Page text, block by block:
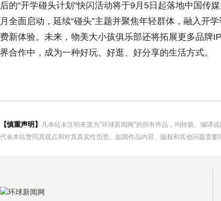
后的“开学碰头计划”快闪活动将于9月5日起落地中国传
月全面启动，延续“碰头”主题并聚焦年轻群体，融入开
费新体验。未来，物美大小孩俱乐部还将拓展更多品牌
界合作中，成为一种好玩、好逛、好分享的生活方式。
【慎重声明】
凡本站未注明来源为"环球新闻网"的所有作品，均转载、编译
代表本站赞同其观点和对其真实性负责。如因作品内容、版权和其他问题需